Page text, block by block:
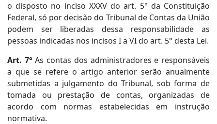
o disposto no inciso XXXV do art. 5° da Constituição
Federal, só por decisão do Tribunal de Contas da União
podem ser liberadas dessa responsabilidade as
pessoas indicadas nos incisos I a VI do art. 5° desta Lei.
Art. 7°As contas dos administradores e responsáveis
a que se refere o artigo anterior serão anualmente
submetidas a julgamento do Tribunal, sob forma de
tomada ou prestação de contas, organizadas de
acordo com normas estabelecidas em instrução
normativa.